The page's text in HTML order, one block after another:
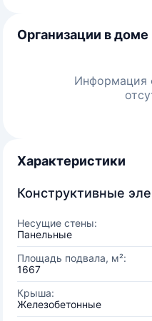
Организации в доме
Информация
Характеристики
Конструктивные
Несущие стены:
Панельные
Площадь подвала, м²:
1667
Крыша:
Железобетонные